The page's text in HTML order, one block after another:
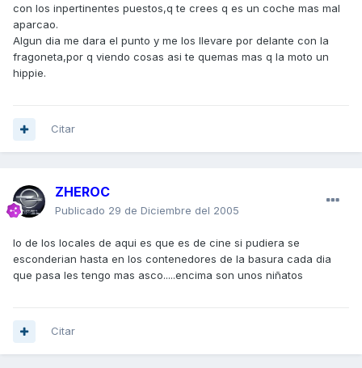
con los inpertinentes puestos,q te crees q es un coche mas mal
aparcao.
Algun dia me dara el punto y me los llevare por delante con la
fragoneta,por q viendo cosas asi te quemas mas q la moto un
hippie.
Citar
ZHEROC
Publicado 29 de Diciembre del 2005
lo de los locales de aqui es que es de cine si pudiera se
esconderian hasta en los contenedores de la basura cada dia
que pasa les tengo mas asco.....encima son unos niñatos
Citar